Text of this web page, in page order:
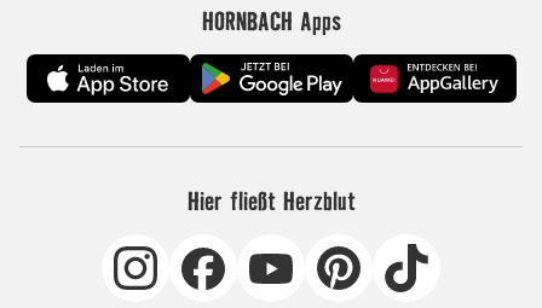
HORNBACH Apps
Hier fließt Herzblut